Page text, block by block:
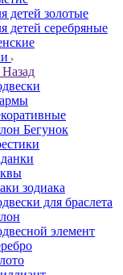
детей золотые
детей серебряные
Назад
Бегунок
зодиака
для браслета
элемент